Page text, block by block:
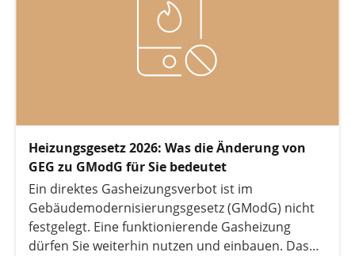
Heizungsgesetz 2026: Was die Änderung von
GEG zu GModG für Sie bedeutet
Ein direktes Gasheizungsverbot ist im
Gebäudemodernisierungsgesetz (GModG) nicht
festgelegt. Eine funktionierende Gasheizung
dürfen Sie weiterhin nutzen und einbauen. Das